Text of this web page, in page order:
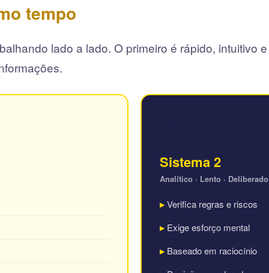
tempo
lado a lado. O primeiro é rápido, intuitivo
Sistema 2
Analítico · Lento · Deliberado
Verifica regras e riscos
Exige esforço mental
Baseado em raciocínio